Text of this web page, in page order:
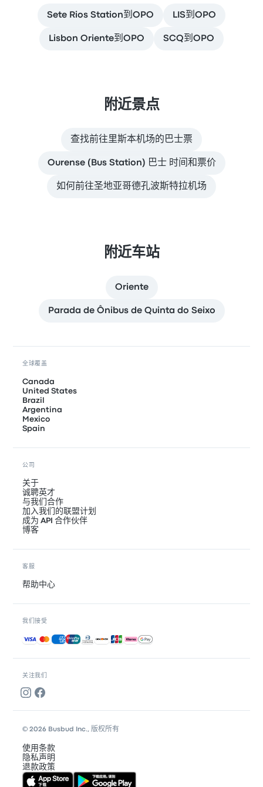
Sete Rios Station到OPO LIS到OPO
Lisbon Oriente到OPO SCQ到OPO
附近景点
查找前往里斯本机场的巴士票
Ourense (Bus Station) 巴士 时间和票价
如何前往圣地亚哥德孔波斯特拉机场
附近车站
Oriente
Parada de Ônibus de Quinta do Seixo
关注我们
全球覆盖
Canada
United States
Brazil
Argentina
Mexico
Spain
公司
关于
诚聘英才
与我们合作
加入我们的联盟计划
成为 API 合作伙伴
博客
客服
帮助中心
我们接受
接受的付款方式
© 2026 Busbud Inc., 版权所有
使用条款
隐私声明
退款政策